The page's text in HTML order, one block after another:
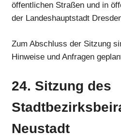
öffentlichen Straßen und in
der Landeshauptstadt
Zum Abschluss der Sitzung
Hinweise und Anfragen
24. Sitzung des
Neustadt